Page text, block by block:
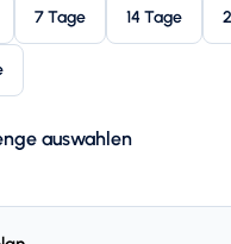
7 Tage 14 Tage
auswahlen